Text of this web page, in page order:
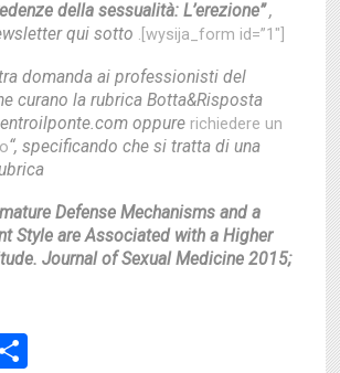
della sessualità: L’erezione”,
qui sotto .[wysija_form id=”1″]
domanda ai professionisti del
curano la rubrica Botta&Risposta
oppure richiedere un
“, specificando che si tratta di una
Defense Mechanisms and a
Style are Associated with a Higher
Journal of Sexual Medicine 2015;